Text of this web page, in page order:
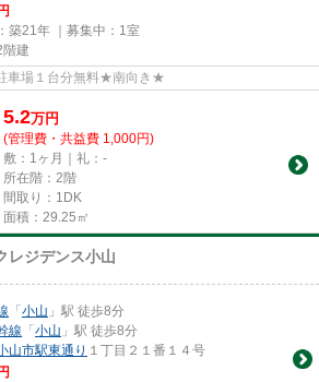
築21年 ｜募集中： 1室
建
車場１台分無料★南向き★
5.2万円
(管理費・共益費 1,000円)
敷：1ヶ月｜礼：-
所在階：2階
間取り：1DK
面積：29.25㎡
レジデンス小山
「小山 」駅 徒歩8分
線 「小山 」駅 徒歩8分
山市駅東通り １丁目２１番１４号